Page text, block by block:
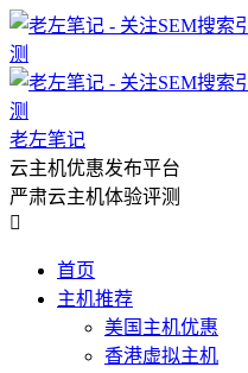
老左笔记
云主机优惠发布平台
严肃云主机体验评测

首页
主机推荐
美国主机优惠
香港虚拟主机